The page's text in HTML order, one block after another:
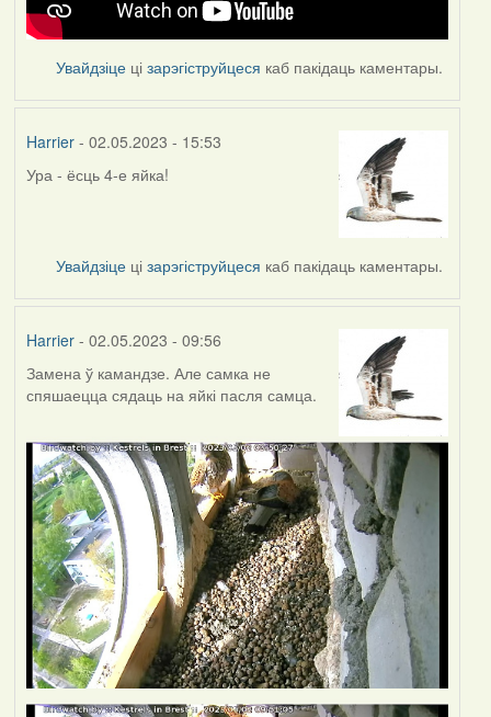
Увайдзіце цізарэгіструйцеся каб пакідаць каментары.
Harrier- 02.05.2023 - 15:53
Ура - ёсць 4-е яйка!
Увайдзіце цізарэгіструйцеся каб пакідаць каментары.
Harrier- 02.05.2023 - 09:56
Замена ў камандзе. Але самка не
спяшаецца сядаць на яйкі пасля самца.